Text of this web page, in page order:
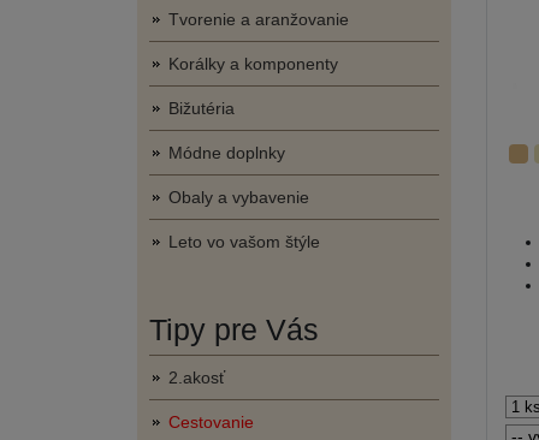
Tvorenie a aranžovanie
Korálky a komponenty
Bižutéria
Módne doplnky
Obaly a vybavenie
Leto vo vašom štýle
Tipy pre Vás
2.akosť
Cestovanie